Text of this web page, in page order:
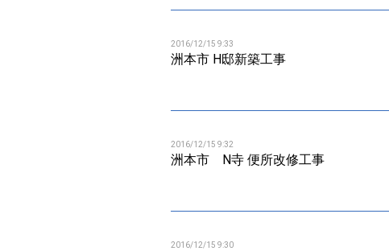
2016/12/15 9:33
洲本市 H邸新築工事
2016/12/15 9:32
洲本市 N寺 便所改修工事
2016/12/15 9:30